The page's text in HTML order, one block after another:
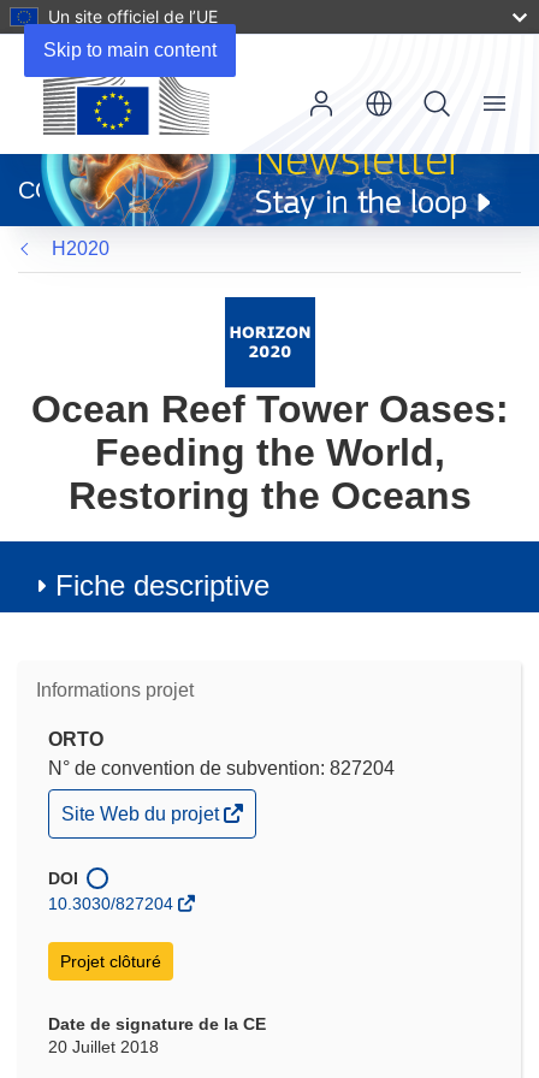
Skip to main content
Un site officiel de l’UE
dans
une
nouvelle
fenêtre)
CORDIS
Menu
H2020
Ocean Reef Tower Oases:
Feeding the World,
Restoring the Oceans
Fiche descriptive
Informations projet
ORTO
N° de convention de subvention: 827204
(s’ouvre
dans
nouvelle
fenêtre)
Site Web du projet
DOI
10.3030/827204
Projet clôturé
Date de signature de la CE
20 Juillet 2018